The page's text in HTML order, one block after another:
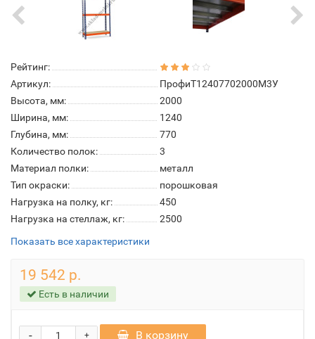
Рейтинг:
Артикул:
ПрофиТ12407702000M3У
Высота, мм:
2000
Ширина, мм:
1240
Глубина, мм:
770
Количество полок:
3
Материал полки:
металл
Тип окраски:
порошковая
Нагрузка на полку, кг:
450
Нагрузка на стеллаж, кг:
2500
Показать все характеристики
19 542 р.
Есть в наличии
+
- В корзину